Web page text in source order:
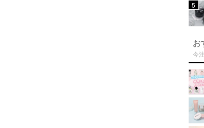
5
お
今